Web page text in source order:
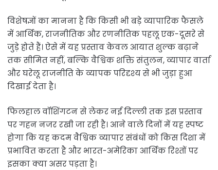
विशेषज्ञों का मानना है कि किसी भी बड़े व्यापारिक फैसले
में आर्थिक, राजनीतिक और रणनीतिक पहलू एक-दूसरे से
जुड़े होते हैं। ऐसे में यह प्रस्ताव केवल आयात शुल्क बढ़ाने
तक सीमित नहीं, बल्कि वैश्विक शक्ति संतुलन, व्यापार वार्ता
और घरेलू राजनीति के व्यापक परिदृश्य से भी जुड़ा हुआ
दिखाई देता है।
फिलहाल वॉशिंगटन से लेकर नई दिल्ली तक इस प्रस्ताव
पर गहन नजर रखी जा रही है। आने वाले दिनों में यह स्पष्ट
होगा कि यह कदम वैश्विक व्यापार संबंधों को किस दिशा में
प्रभावित करता है और भारत-अमेरिका आर्थिक रिश्तों पर
इसका क्या असर पड़ता है।